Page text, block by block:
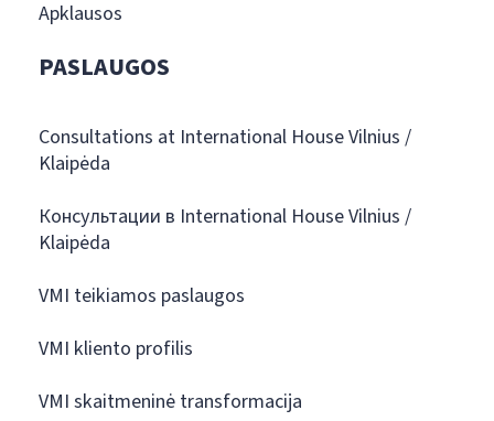
Apklausos
PASLAUGOS
Consultations at International House Vilnius /
Klaipėda
Консультации в International House Vilnius /
Klaipėda
VMI teikiamos paslaugos
VMI kliento profilis
VMI skaitmeninė transformacija